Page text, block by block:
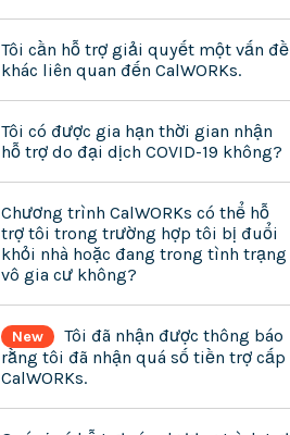
Tôi cần hỗ trợ giải quyết một vấn đề
khác liên quan đến CalWORKs.
Tôi có được gia hạn thời gian nhận
hỗ trợ do đại dịch COVID-19 không?
Chương trình CalWORKs có thể hỗ
trợ tôi trong trường hợp tôi bị đuổi
khỏi nhà hoặc đang trong tình trạng
vô gia cư không?
New
Tôi đã nhận được thông báo
rằng tôi đã nhận quá số tiền trợ cấp
CalWORKs.